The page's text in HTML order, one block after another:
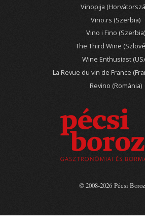
Vinopija
Vino.rs (Szerbia)
Vino i Fino (Szerbia)
The Third Wine
Wine Enthusiast
La Revue du vin de France
Revino (Románia)
© 2008-2026 Pécsi